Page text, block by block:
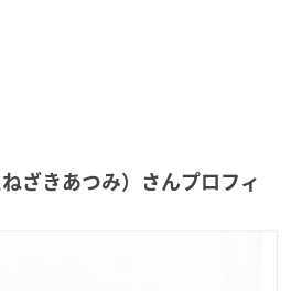
ざきあつみ）さんプロフィ